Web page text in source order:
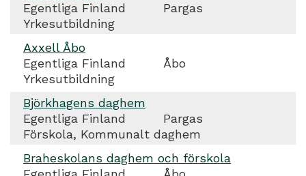
Egentliga Finland
Pargas
Yrkesutbildning
Axxell Åbo
Egentliga Finland
Åbo
Yrkesutbildning
Björkhagens daghem
Egentliga Finland
Pargas
Förskola, Kommunalt daghem
Braheskolans daghem och förskola